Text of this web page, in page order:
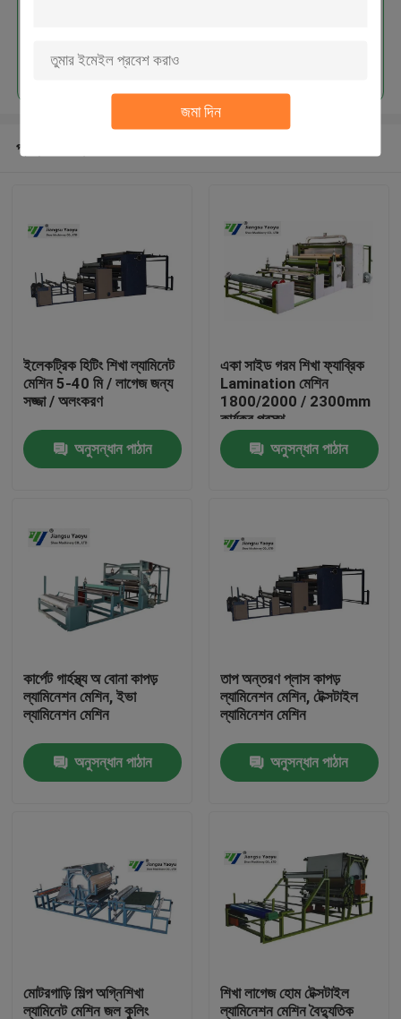
জমা দিন
আমাদের সম্পর্কে
কারখানা ভ্রমণ
মান নিয়ন্ত্রণ
যোগাযোগ করুন
হাইড্রোলিক Die কাটন মেশিন
হাইড্রোলিক সুইং আর্ম কাটন মেশিন
চালিয়ে
প্রস্তাবিত পণ্য
ইলেকট্রিক হিটিং শিখা ল্যামিনেট
মেশিন 5-40 মি / লাগেজ জন্য
সজ্জা / অলংকরণ
অনুসন্ধান পাঠান
একা সাইড গরম শিখা ফ্যাব্রিক
Lamination মেশিন
1800/2000 / 2300mm
কার্যকর প্রস্থ
অনুসন্ধান পাঠান
কার্পেট গার্হস্থ্য অ বোনা কাপড়
ল্যামিনেশন মেশিন, ইভা
ল্যামিনেশন মেশিন
অনুসন্ধান পাঠান
তাপ অন্তরণ প্লাস কাপড়
ল্যামিনেশন মেশিন, টেক্সটাইল
ল্যামিনেশন মেশিন
অনুসন্ধান পাঠান
মোটরগাড়ি শিল্প অগ্নিশিখা
ল্যামিনেট মেশিন জল কুলিং
শিখা লাগেজ হোম টেক্সটাইল
ল্যামিনেশন মেশিন বৈদ্যুতিক